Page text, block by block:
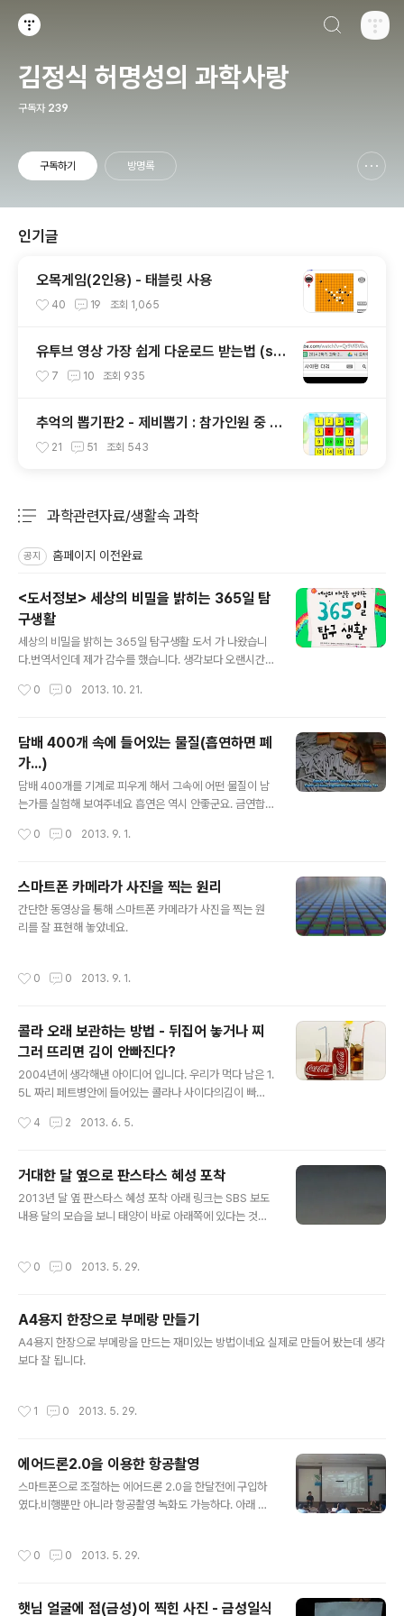
김정식 허명성의 과학사랑
구독자 239
구독하기 방명록
인기글
오목게임(2인용) - 태블릿 사용
40 19 조회 1,065
유투브 영상 가장 쉽게 다운로드 받는법 (ss
만 추가)
7 10 조회 935
추억의 뽑기판2 - 제비뽑기 : 참가인원 중 원
하는 인원 또는 발표자 선정
21 51 조회 543
과학관련자료/생활속 과학
공지 홈페이지 이전완료
<도서정보> 세상의 비밀을 밝히는 365일 탐
구생활
세상의 비밀을 밝히는 365일 탐구생활 도서 가 나왔습니
다.번역서인데 제가 감수를 했습니다. 생각보다 오랜시간
없이 읽을 수 있는 책입니다. 주변 생활에서 볼 수 있는 소
책입니다. 아래는 yes24에서 가져온 정보입니다. 『세상
의 비밀을 밝히는 365일 탐구생활』과 함께 우리는 직접
보고, 듣고, 겪은 생활 속 비밀들을 파헤치며 신 나고 재미
있게 탐구를 할 수 있습니다. 매 봄마다 철새는 왜 돌아오는
지, 꽃은 어떻게 물을 마시는지 등 한 달에 2가지씩 1년 내
은 어떻게 관찰해야 하는지, 별을 내려다볼 수는 없는지 등
0 0 2013. 10. 21.
담배 400개 속에 들어있는 물질(흡연하면 폐
가...)
담배 400개를 기계로 피우게 해서 그속에 어떤 물질이 남
는가를 실험해 보여주네요 흡연은 역시 안좋군요. 금연합
0 0 2013. 9. 1.
스마트폰 카메라가 사진을 찍는 원리
간단한 동영상을 통해 스마트폰 카메라가 사진을 찍는 원
리를 잘 표현해 놓았네요.
0 0 2013. 9. 1.
콜라 오래 보관하는 방법 - 뒤집어 놓거나 찌
그러 뜨리면 김이 안빠진다?
2004년에 생각해낸 아이디어 입니다. 우리가 먹다 남은 1.
5L 짜리 페트병안에 들어있는 콜라나 사이다의김이 빠지
를 들은적이 있다.그렇다면 페트병을 만들때 아예 뒤집어
좋을듯.. 매스컴의 힘이 많은 사람들을 어리석게 만든다는
생각을 또 해봅니다.실제로 페트병을 뒤집어 놓는다고 해
도 거의 소용이 없습니다.페트병을 뒤집어 놓는 이유가 이
산화탄소가 뚜껑을 통해 빠져나가지 않게 하기 위해서인데
어 놓는 거나 똑바로 놓는 거나 탄산이 새어나가지 않음. 최
4 2 2013. 6. 5.
거대한 달 옆으로 판스타스 혜성 포착
2013년 달 옆 판스타스 혜성 포착 아래 링크는 SBS 보도
내용 달의 모습을 보니 태양이 바로 아래쪽에 있다는 것을
0 0 2013. 5. 29.
A4용지 한장으로 부메랑 만들기
A4용지 한장으로 부메랑을 만드는 재미있는 방법이네요 실제로 만들어 봤는데 생각
보다 잘 됩니다.
1 0 2013. 5. 29.
에어드론2.0을 이용한 항공촬영
스마트폰으로 조절하는 에어드론 2.0을 한달전에 구입하
였다.비행뿐만 아니라 항공촬영 녹화도 가능하다. 아래 사
도 있다. 스팀교육이나 스마트교육에서도 활용이 가능할
처럼 아주 좋지는 않다. 아무래도 비행체이다 보니 바람의
0 0 2013. 5. 29.
햇님 얼굴에 점(금성)이 찍힌 사진 - 금성일식